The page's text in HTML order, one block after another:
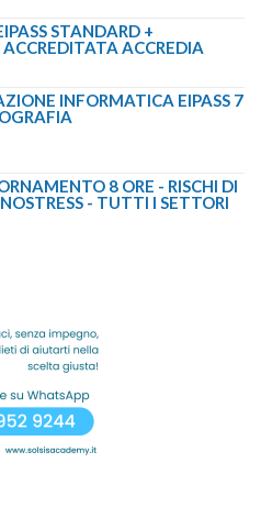
STANDARD +
ACCREDIA
INFORMATICA EIPASS 7
8 ORE - RISCHI DI
- TUTTI I SETTORI